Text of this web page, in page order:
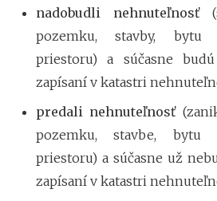
nadobudli nehnuteľnosť
pozemku, stavby, bytu
priestoru) a súčasne
zapísaní v katastri
predali nehnuteľnosť
pozemku, stavbe, bytu
priestoru) a súčasne už
zapísaní v katastri